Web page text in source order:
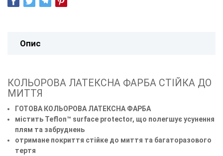
Опис
КОЛЬОРОВА ЛАТЕКСНА ФАРБА СТІЙКА ДО
МИТТЯ
ГОТОВА КОЛЬОРОВА ЛАТЕКСНА ФАРБА
містить Teflon™ surface protector, що полегшує усунення
плям та забруднень
отримане покриття стійке до миття та багаторазового
тертя